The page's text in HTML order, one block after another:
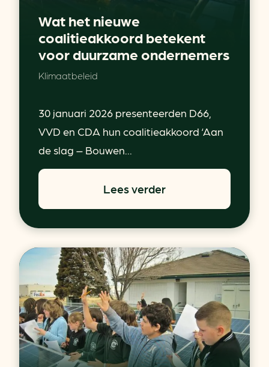
Wat het nieuwe
coalitieakkoord betekent
voor duurzame ondernemers
Klimaatbeleid
30 januari 2026 presenteerden D66,
VVD en CDA hun coalitieakkoord ‘Aan
de slag – Bouwen...
Lees verder